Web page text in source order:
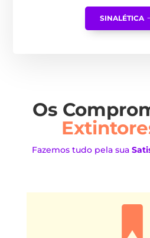
SINALÉTICA
Os
Fazemos tudo pela sua